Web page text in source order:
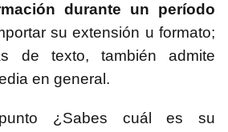
durante un período
su extensión u formato;
de texto, también admite
en general.
¿Sabes cuál es su